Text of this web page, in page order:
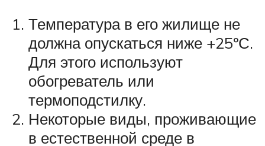
Температура в его жилище не
должна опускаться ниже +25ºС.
Для этого используют
обогреватель или
термоподстилку.
Некоторые виды, проживающие
в естественной среде в